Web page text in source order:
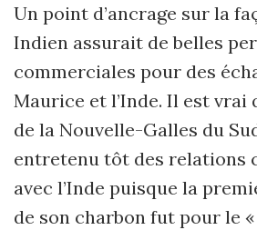
Un point d’ancrage sur la
Indien assurait de belles
commerciales pour des
Maurice et l’Inde. Il est vrai
de la Nouvelle-Galles du
entretenu tôt des relations
avec l’Inde puisque la
de son charbon fut pour le «